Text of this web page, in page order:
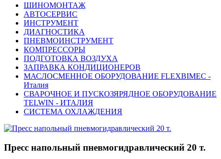
ШИНОМОНТАЖ
АВТОСЕРВИС
ИНСТРУМЕНТ
ДИАГНОСТИКА
ПНЕВМОИНСТРУМЕНТ
КОМПРЕССОРЫ
ПОДГОТОВКА ВОЗДУХА
ЗАПРАВКА КОНДИЦИОНЕРОВ
МАСЛОСМЕННОЕ ОБОРУДОВАНИЕ FLEXBIMEC -
Италия
СВАРОЧНОЕ И ПУСКОЗЯРЯДНОЕ ОБОРУДОВАНИЕ
TELWIN - ИТАЛИЯ
СИСТЕМА ОХЛАЖДЕНИЯ
Пресс напольный пневмогидравлический 20 т.